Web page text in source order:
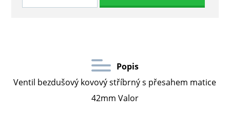
Popis
Ventil bezdušový kovový stříbrný s přesahem matice
42mm Valor